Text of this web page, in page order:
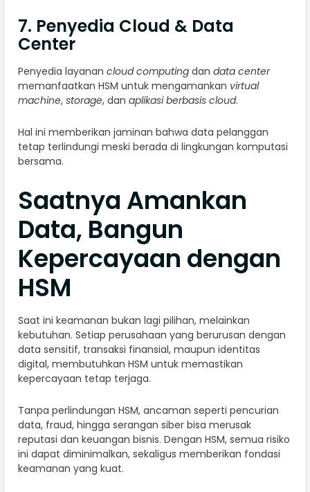
7. Penyedia Cloud & Data
Center
Penyedia layanan cloud computing dan data center
memanfaatkan HSM untuk mengamankan virtual
machine, storage, dan aplikasi berbasis cloud.
Hal ini memberikan jaminan bahwa data pelanggan
tetap terlindungi meski berada di lingkungan komputasi
bersama.
Saatnya Amankan
Data, Bangun
Kepercayaan dengan
HSM
Saat ini keamanan bukan lagi pilihan, melainkan
kebutuhan. Setiap perusahaan yang berurusan dengan
data sensitif, transaksi finansial, maupun identitas
digital, membutuhkan HSM untuk memastikan
kepercayaan tetap terjaga.
Tanpa perlindungan HSM, ancaman seperti pencurian
data, fraud, hingga serangan siber bisa merusak
reputasi dan keuangan bisnis. Dengan HSM, semua risiko
ini dapat diminimalkan, sekaligus memberikan fondasi
keamanan yang kuat.